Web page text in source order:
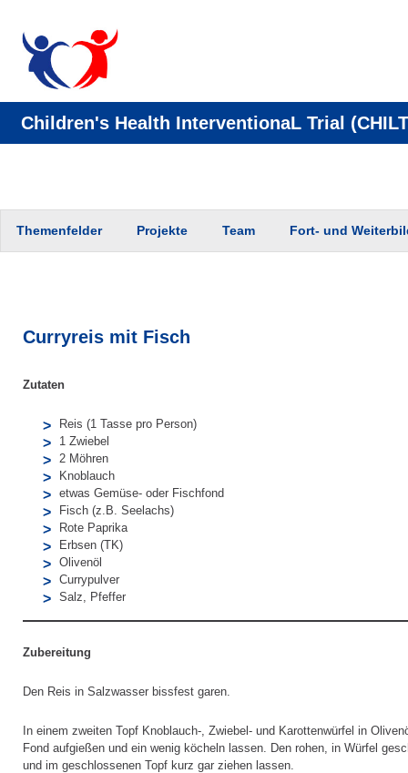
Children's Health InterventionaL Trial
Themenfelder Projekte Team Fort- und
Curryreis mit Fisch
Zutaten
Reis (1 Tasse pro Person)
1 Zwiebel
2 Möhren
Knoblauch
etwas Gemüse- oder Fischfond
Fisch (z.B. Seelachs)
Rote Paprika
Erbsen (TK)
Olivenöl
Currypulver
Salz, Pfeffer
Zubereitung
Den Reis in Salzwasser bissfest garen.
In einem zweiten Topf Knoblauch-, Zwiebel- und Karottenwürfel in
Fond aufgießen und ein wenig köcheln lassen. Den rohen, in Würfel
und im geschlossenen Topf kurz gar ziehen lassen.